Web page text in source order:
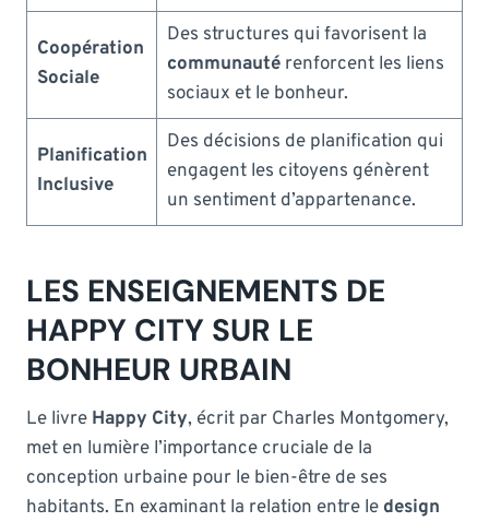
Coopération
Sociale
Des structures qui favorisent la
communautérenforcent les liens
sociaux et le bonheur.
Planification
Inclusive
Des décisions de planification qui
engagent les citoyens génèrent
un sentiment d’appartenance.
LES ENSEIGNEMENTS DE
HAPPY CITY SUR LE
BONHEUR URBAIN
Le livre Happy City, écrit par Charles Montgomery,
met en lumière l’importance cruciale de la
conception urbaine pour le bien-être de ses
habitants. En examinant la relation entre le design